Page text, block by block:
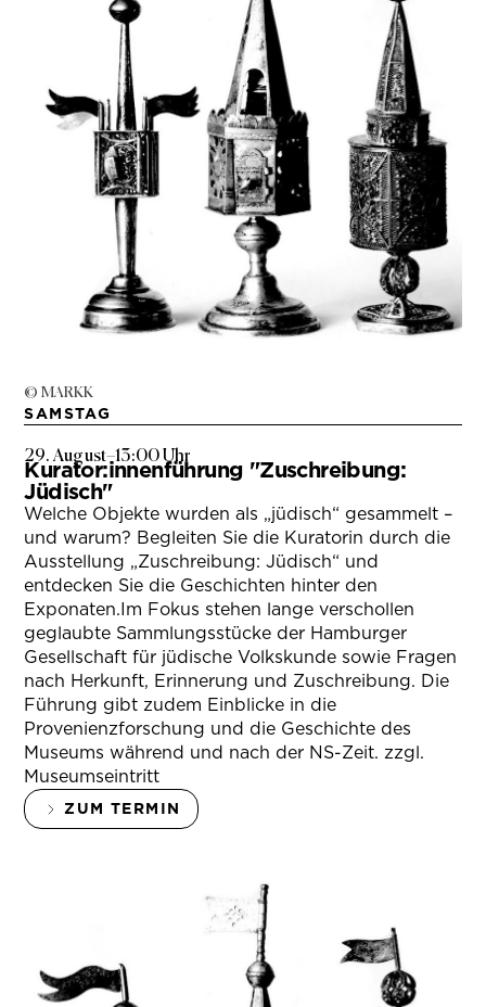
© MARKK
SAMSTAG
29. August–13:00 Uhr
Kurator:innenführung "Zuschreibung:
Jüdisch"
Welche Objekte wurden als „jüdisch“ gesammelt –
und warum? Begleiten Sie die Kuratorin durch die
Ausstellung „Zuschreibung: Jüdisch“ und
entdecken Sie die Geschichten hinter den
Exponaten.Im Fokus stehen lange verschollen
geglaubte Sammlungsstücke der Hamburger
Gesellschaft für jüdische Volkskunde sowie Fragen
nach Herkunft, Erinnerung und Zuschreibung. Die
Führung gibt zudem Einblicke in die
Provenienzforschung und die Geschichte des
Museums während und nach der NS-Zeit. zzgl.
Museumseintritt
ZUM TERMIN